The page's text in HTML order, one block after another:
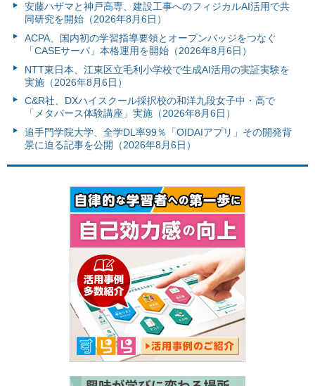
安藤ハザマと神戸高専、建設工事へのフィジカルAI活用で共
同研究を開始（2026年8月6日）
ACPA、国内初の学習指導要領とオープンバッジをつなぐ
「CASEサーバ」本格運用を開始（2026年8月6日）
NTT東日本、江東区立毛利小学校で生成AI活用の実証実験を
実施（2026年8月6日）
C&R社、DXハイスクール採択校の和洋九段女子中・高で
「メタバース体験講座」実施（2026年8月6日）
追手門学院大学、全学DL率99％「OIDAIアプリ」その開発背
景に迫る記事を公開（2026年8月6日）